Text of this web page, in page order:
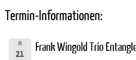
Termin-Informationen:
FR
21
Frank Wingold Trio